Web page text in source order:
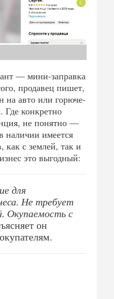
— мини-заправка
продавец пишет,
на авто или горюче-
Где конкретно
не понятно —
наличии имеется
как с землей, так и
это выгодный:
для
Не требует
Окупаемость с
он